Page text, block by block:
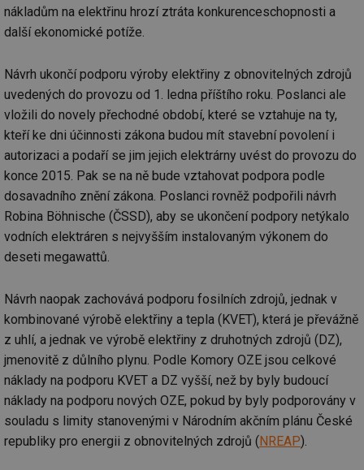
nákladům na elektřinu hrozí ztráta konkurenceschopnosti a
další ekonomické potíže.
Návrh ukončí podporu výroby elektřiny z obnovitelných zdrojů
uvedených do provozu od 1. ledna příštího roku. Poslanci ale
vložili do novely přechodné období, které se vztahuje na ty,
kteří ke dni účinnosti zákona budou mít stavební povolení i
autorizaci a podaří se jim jejich elektrárny uvést do provozu do
konce 2015. Pak se na ně bude vztahovat podpora podle
dosavadního znění zákona. Poslanci rovněž podpořili návrh
Robina Böhnische (ČSSD), aby se ukončení podpory netýkalo
vodních elektráren s nejvyšším instalovaným výkonem do
deseti megawattů.
Návrh naopak zachovává podporu fosilních zdrojů, jednak v
kombinované výrobě elektřiny a tepla (KVET), která je převážně
z uhlí, a jednak ve výrobě elektřiny z druhotných zdrojů (DZ),
jmenovitě z důlního plynu. Podle Komory OZE jsou celkové
náklady na podporu KVET a DZ vyšší, než by byly budoucí
náklady na podporu nových OZE, pokud by byly podporovány v
souladu s limity stanovenými v Národním akčním plánu České
republiky pro energii z obnovitelných zdrojů ( NREAP).